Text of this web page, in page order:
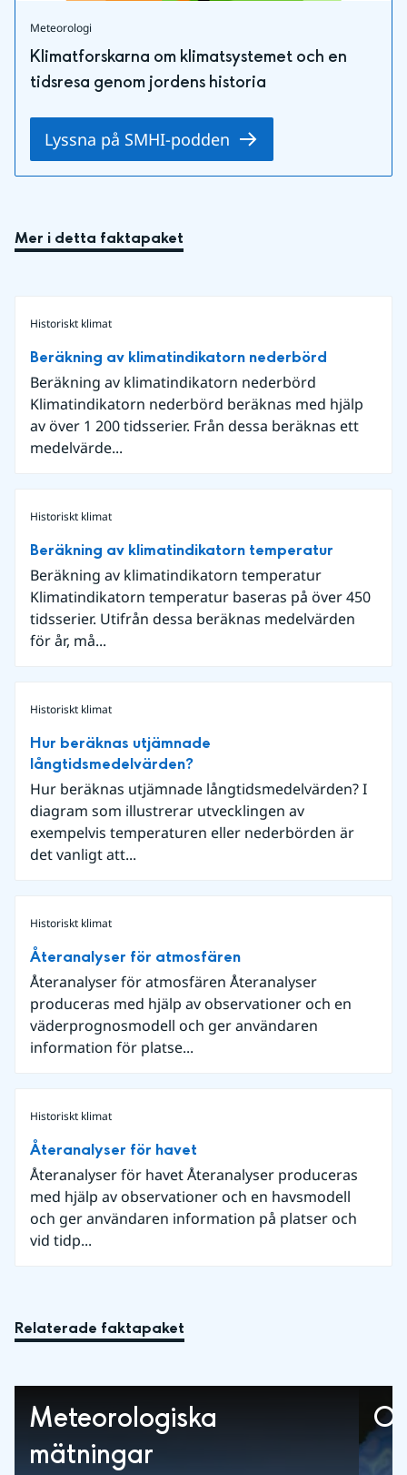
Meteorologi
Klimatforskarna om klimatsystemet och en
tidsresa genom jordens historia
Lyssna på SMHI-podden
Mer i detta faktapaket
Historiskt klimat
Beräkning av klimatindikatorn nederbörd
Beräkning av klimatindikatorn nederbörd
Klimatindikatorn nederbörd beräknas med hjälp
av över 1 200 tidsserier. Från dessa beräknas ett
medelvärde...
Historiskt klimat
Beräkning av klimatindikatorn temperatur
Beräkning av klimatindikatorn temperatur
Klimatindikatorn temperatur baseras på över 450
tidsserier. Utifrån dessa beräknas medelvärden
för år, må...
Historiskt klimat
Hur beräknas utjämnade
långtidsmedelvärden?
Hur beräknas utjämnade långtidsmedelvärden? I
diagram som illustrerar utvecklingen av
exempelvis temperaturen eller nederbörden är
det vanligt att...
Historiskt klimat
Återanalyser för atmosfären
Återanalyser för atmosfären Återanalyser
produceras med hjälp av observationer och en
väderprognosmodell och ger användaren
information för platse...
Historiskt klimat
Återanalyser för havet
Återanalyser för havet Återanalyser produceras
med hjälp av observationer och en havsmodell
och ger användaren information på platser och
vid tidp...
Relaterade faktapaket
Meteorologiska
mätningar